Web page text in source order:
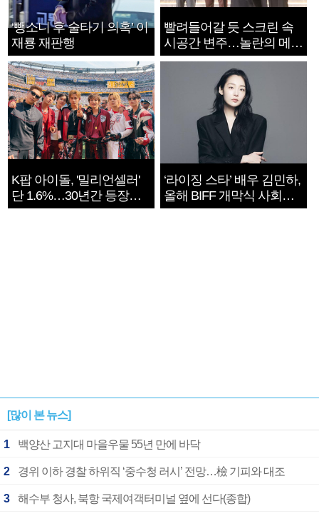
‘뺑소니 후 술타기 의혹’ 이
재룡 재판행
빨려들어갈 듯 스크린 속
시공간 변주…놀란의 메시
지는 ‘전쟁 속죄’
K팝 아이돌, '밀리언셀러'
단 1.6%…30년간 등장
1182개팀 전수조사
‘라이징 스타’ 배우 김민하,
올해 BIFF 개막식 사회자
확정
[많이 본 뉴스]
1 백양산 고지대 마을우물 55년 만에 바닥
2 경위 이하 경찰 하위직 ‘중수청 러시’ 전망…檢 기피와 대조
3 해수부 청사, 북항 국제여객터미널 옆에 선다(종합)